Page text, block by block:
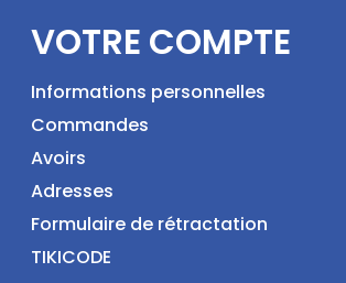
VOTRE COMPTE
Informations personnelles
Commandes
Avoirs
Adresses
Formulaire de rétractation
TIKICODE